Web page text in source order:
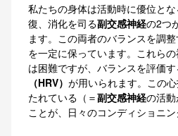
私たちの身体は活動時に優位とな
復、消化を司る副交感神経の2つ
ます。この両者のバランスを調
を一定に保っています。これら
は困難ですが、 バランスを評価
（HRV） が用いられます。この
たれている（＝副交感神経の活動
ことが、日々のコンディショニン